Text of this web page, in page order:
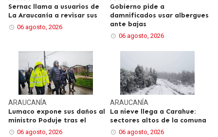
Sernac llama a usuarios de
La Araucanía a revisar sus
06 agosto, 2026
Gobierno pide a
damnificados usar albergues
ante bajas
06 agosto, 2026
ARAUCANÍA
Lumaco expone sus daños al
ministro Poduje tras el
06 agosto, 2026
ARAUCANÍA
La nieve llega a Carahue:
sectores altos de la comuna
06 agosto, 2026